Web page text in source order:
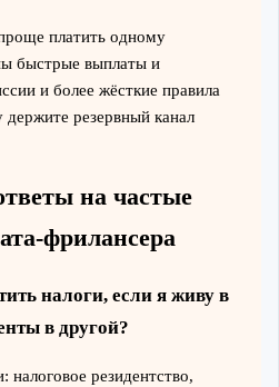
платить одному
быстрые выплаты и
и более жёсткие правила
резервный канал
на частые
налоги, если я живу в
в другой?
налоговое резидентство,